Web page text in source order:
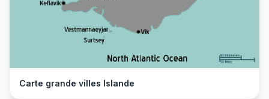
Carte grande villes Islande